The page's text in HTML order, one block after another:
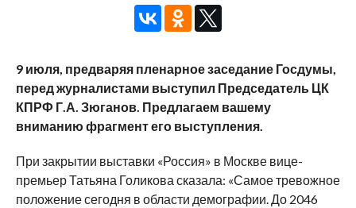
9 июля, предваряя пленарное заседание Госдумы,
перед журналистами выступил Председатель ЦК
КПРФ Г.А. Зюганов. Предлагаем вашему
вниманию фрагмент его выступления.
При закрытии выставки «Россия» в Москве вице-
премьер Татьяна Голикова сказала: «Самое тревожное
положение сегодня в области демографии. До 2046